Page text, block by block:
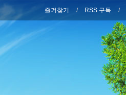
즐겨찾기 RSS 구독